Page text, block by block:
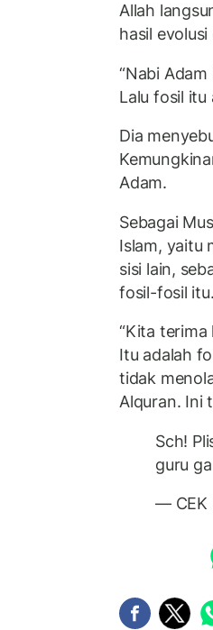
Allah
hasil
“Nabi
Lalu fosil itu
Dia
Adam.
Sebagai
Islam, yaitu
sisi lain,
fosil-fosil itu.
“Kita terima
Itu adalah
tidak
Alquran. Ini
Sch!
guru
— CEK